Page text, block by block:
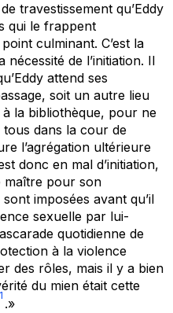
travestissement qu’Eddy
qui le frappent
culminant. C’est la
de l’initiation. Il
attend ses
soit un autre lieu
la bibliothèque, pour ne
dans la cour de
l’agrégation ultérieure
donc en mal d’initiation,
maître pour son
imposées avant qu’il
sexuelle par lui-
quotidienne de
à la violence
des rôles, mais il y a bien
du mien était cette
.»